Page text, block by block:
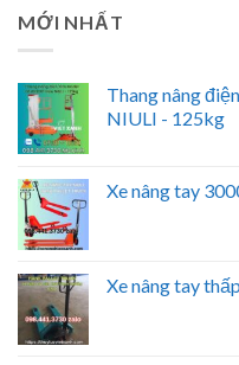
MỚI NHẤT
Thang nâng
NIULI - 125kg
Xe nâng tay
Xe nâng tay